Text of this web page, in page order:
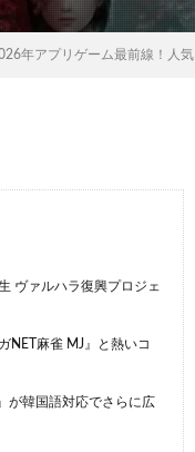
年アプリゲーム最前線！人
ヴァルハラ復興プロジェ
NET麻雀 MJ』と熱いコ
が韓国語対応でさらに広